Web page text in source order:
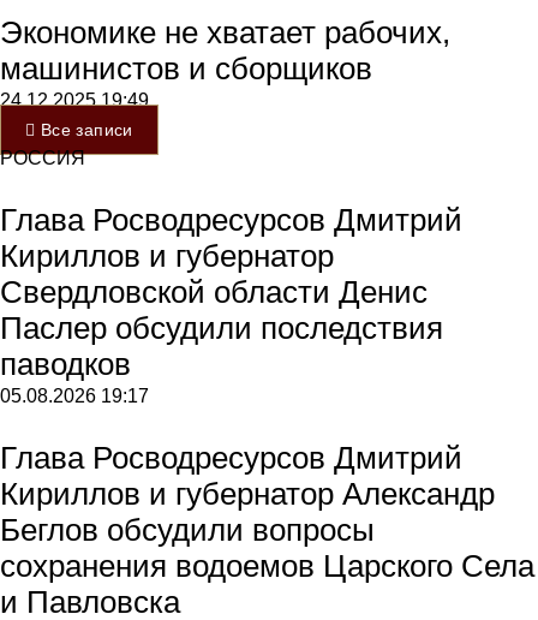
Экономике не хватает рабочих,
машинистов и сборщиков
24.12.202519:49
Все записи
РОССИЯ
Глава Росводресурсов Дмитрий
Кириллов и губернатор
Свердловской области Денис
Паслер обсудили последствия
паводков
05.08.2026 19:17
Глава Росводресурсов Дмитрий
Кириллов и губернатор Александр
Беглов обсудили вопросы
сохранения водоемов Царского Села
и Павловска